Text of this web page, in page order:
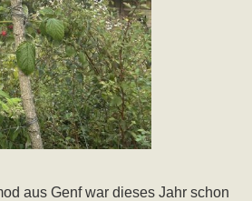
aus Genf war dieses Jahr schon